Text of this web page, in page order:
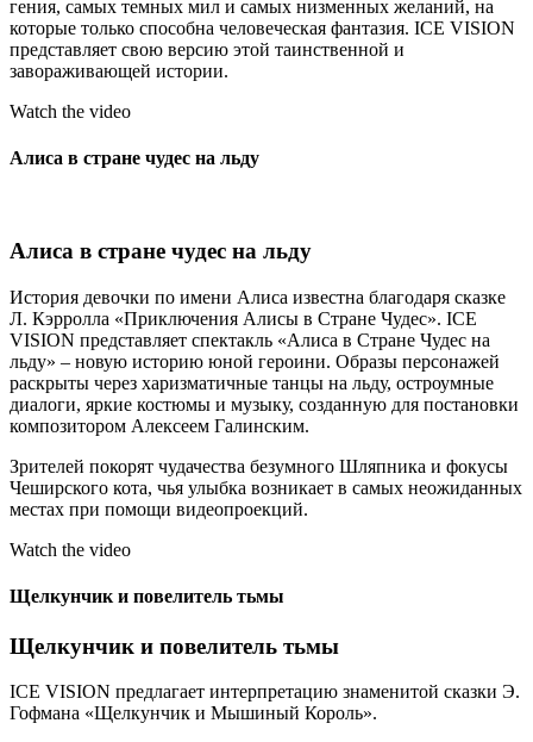
гения, самых темных мил и самых низменных желаний, на
которые только способна человеческая фантазия. ICE VISION
представляет свою версию этой таинственной и
завораживающей истории.
Watch the video
Алиса в стране чудес на льду
Алиса в стране чудес на льду
История девочки по имени Алиса известна благодаря сказке
Л. Кэрролла «Приключения Алисы в Стране Чудес». ICE
VISION представляет спектакль «Алиса в Стране Чудес на
льду» – новую историю юной героини. Образы персонажей
раскрыты через харизматичные танцы на льду, остроумные
диалоги, яркие костюмы и музыку, созданную для постановки
композитором Алексеем Галинским.
Зрителей покорят чудачества безумного Шляпника и фокусы
Чеширского кота, чья улыбка возникает в самых неожиданных
местах при помощи видеопроекций.
Watch the video
Щелкунчик и повелитель тьмы
Щелкунчик и повелитель тьмы
ICE VISION предлагает интерпретацию знаменитой сказки Э.
Гофмана «Щелкунчик и Мышиный Король».